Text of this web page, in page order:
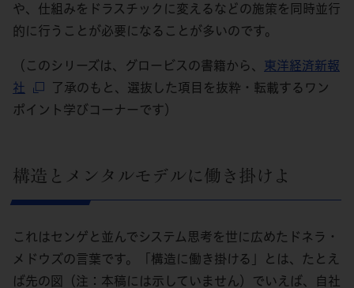
や、仕組みをドラスチックに変えるなどの施策を同時並行
的に行うことが必要になることが多いのです。
（このシリーズは、グロービスの書籍から、 東洋経済新報
社
了承のもと、選抜した項目を抜粋・転載するワン
ポイント学びコーナーです）
構造とメンタルモデルに働き掛けよ
これはセンゲと並んでシステム思考を世に広めたドネラ・
メドウズの言葉です。「構造に働き掛ける」とは、たとえ
ば先の図（注：本稿には示していません）でいえば、自社